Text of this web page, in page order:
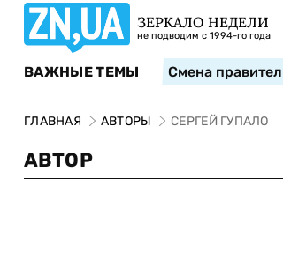
ЗЕРКАЛО НЕДЕЛИ
не подводим с 1994-го года
ВАЖНЫЕ ТЕМЫ Смена
ГЛАВНАЯ АВТОРЫ СЕРГЕЙ ГУПАЛО
АВТОР